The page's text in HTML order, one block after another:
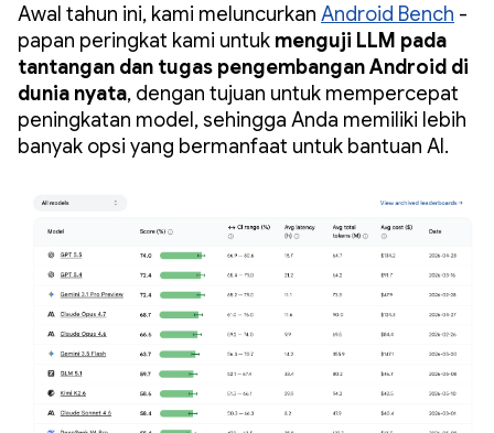
Awal tahun ini, kami meluncurkan Android Bench -
papan peringkat kami untuk menguji LLM pada
tantangan dan tugas pengembangan Android di
dunia nyata, dengan tujuan untuk mempercepat
peningkatan model, sehingga Anda memiliki lebih
banyak opsi yang bermanfaat untuk bantuan AI.